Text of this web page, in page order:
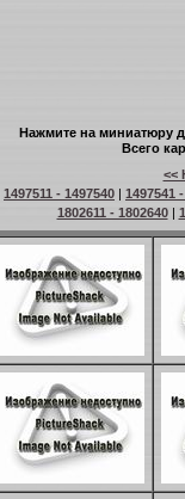
Нажмите на миниатюру
Всего
<<
1497511 - 1497540 | 1497541
1802611 - 1802640|